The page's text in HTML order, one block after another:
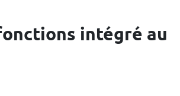
intégré au